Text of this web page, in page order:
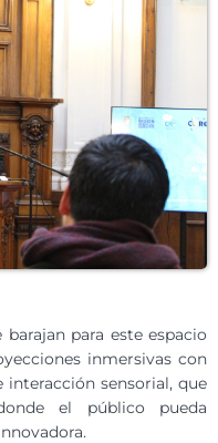
para este espacio
inmersivas con
sensorial, que
el público pueda